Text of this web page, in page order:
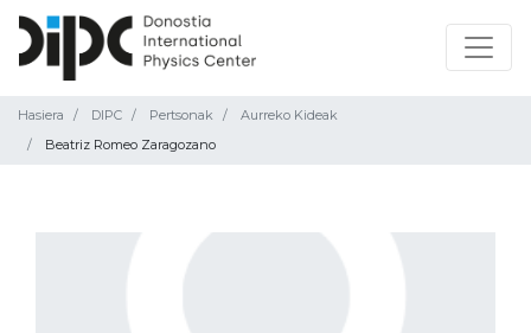
Hasiera DIPC Pertsonak
Aurreko Kideak
Beatriz Romeo Zaragozano